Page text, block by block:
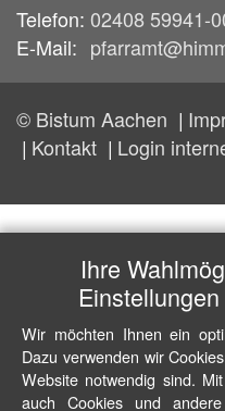
Telefon: 02408 59941-
E-Mail:
© Bistum Aachen
Kontakt
Login
Ihre
Wir möchten Ihnen ein
Dazu verwenden wir
Website notwendig sind.
auch Cookies und